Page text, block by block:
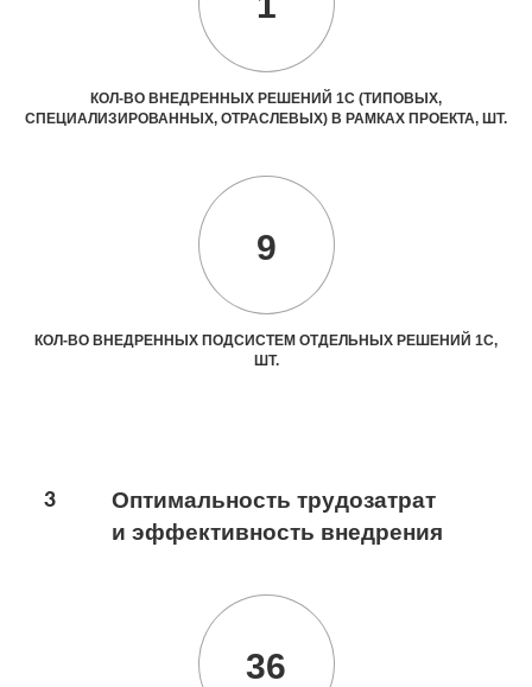
КОЛ-ВО ВНЕДРЕННЫХ РЕШЕНИЙ 1С (ТИПОВЫХ,
СПЕЦИАЛИЗИРОВАННЫХ, ОТРАСЛЕВЫХ) В РАМКАХ ПРОЕКТА, ШТ.
9
КОЛ-ВО ВНЕДРЕННЫХ ПОДСИСТЕМ ОТДЕЛЬНЫХ РЕШЕНИЙ 1С,
ШТ.
3
Оптимальность трудозатрат
и эффективность внедрения
36